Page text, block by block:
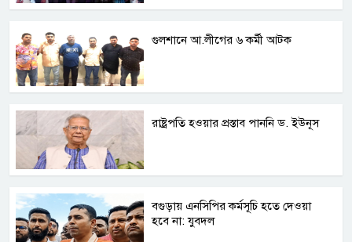
গুলশানে আ.লীগের ৬ কর্মী আটক
রাষ্ট্রপতি হওয়ার প্রস্তাব পাননি ড. ইউনূস
বগুড়ায় এনসিপির কর্মসূচি হতে দেওয়া
হবে না: যুবদল